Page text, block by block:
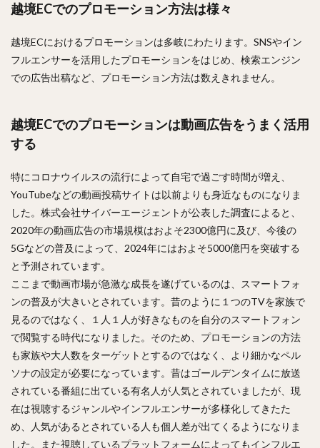
越境ECでのプロモーション方法は様々
越境ECにおけるプロモーションは多岐にわたります。SNSやイン
フルエンサーを活用したプロモーションをはじめ、検索エンジン
での広告出稿など、プロモーション方法は数えきれません。
越境ECでのプロモーションは動画広告をうまく活用
する
特にコロナウイルスの流行によって自宅で過ごす時間が増え、
YouTubeなどの動画投稿サイトは以前よりも身近なものになりま
した。株式会社サイバーエージェントが公表した調査によると、
2020年の動画広告の市場規模はおよそ2300億円に及び、今後の
5Gなどの普及によって、2024年にはおよそ5000億円を突破する
と予測されています。
ここまで動画市場が急激な成長を遂げているのは、スマートフォ
ンの普及が大きいとされています。昔のように１つのTVを家族で
見るのではなく、１人１人が好きなものを自分のスマートフォン
で閲覧する時代になりました。そのため、プロモーションの方法
も家族や大人数をターゲットとするのではなく、より細かなペル
ソナの設定が必要になっています。昔はゴールデンタイムに放送
されている番組に出ている有名人が人気とされていましたが、現
在は視聴するジャンルやインフルエンサーが多様化してきたた
め、人気があるとされている人も個人差が出てくるようになりま
した。また視聴しているプラットフォームによってもインフルエ